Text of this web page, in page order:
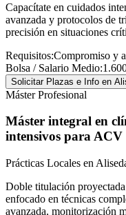
Capacítate en cuidados
avanzada y protocolos de
precisión en situaciones
Requisitos:Compromiso y
Bolsa / Salario Medio:
Solicitar Plazas e Info en
Máster Profesional
Máster integral en
intensivos para ACV
Prácticas Locales en
Doble titulación
enfocado en técnicas
avanzada, monitorización